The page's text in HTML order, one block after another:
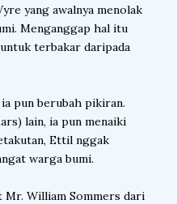
yang awalnya menolak
Menganggap hal itu
terbakar daripada
pun berubah pikiran.
lain, ia pun menaiki
Ettil nggak
warga bumi.
Mr. William Sommers dari